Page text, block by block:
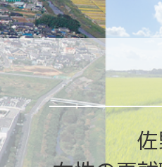
工
芸
で
あ
る
天